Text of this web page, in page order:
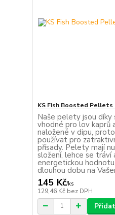
KS Fish Boosted Pellets
Naše pelety jsou díky
vhodné pro lov kaprů
naložené v dipu,
používat pro
přísady. Pelety mají
složení, lehce se tráví
energetickou
dlouhou dobu na
145 Kč/ks
129,46 Kč bez DPH